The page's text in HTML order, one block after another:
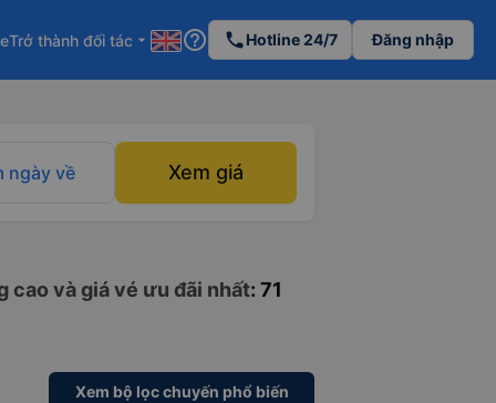
Trở thành đối tác arrow_drop_down help_outline phoneHotline 24/7 Đăng nhập
ngày về Xem giá
cao và giá vé ưu đãi nhất: 71
Xem bộ lọc chuyến phổ biến